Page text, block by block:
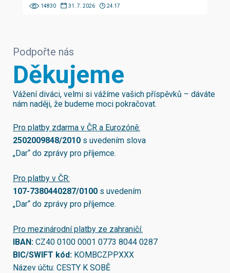
14830 31. 7. 2026 24:17
Podpořte nás
Děkujeme
Vážení diváci, velmi si vážíme vašich příspěvků – dáváte
nám naději, že budeme moci pokračovat.
Pro platby zdarma v ČR a Eurozóně:
2502009848/2010 s uvedením slova
„Dar“ do zprávy pro příjemce.
Pro platby v ČR:
107-7380440287/0100 s uvedením
„Dar“ do zprávy pro příjemce.
Pro mezinárodní platby ze zahraničí:
IBAN: CZ40 0100 0001 0773 8044 0287
BIC/SWIFT kód: KOMBCZPPXXX
Název účtu: CESTY K SOBĚ